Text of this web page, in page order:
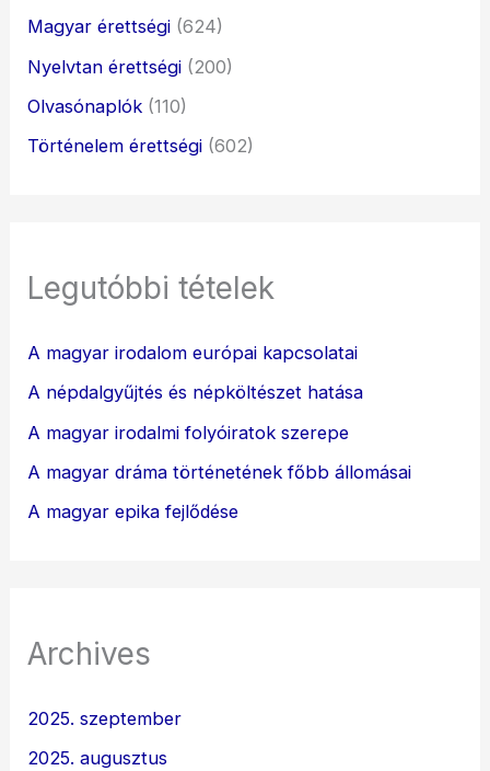
Magyar érettségi (624)
Nyelvtan érettségi (200)
Olvasónaplók (110)
Történelem érettségi (602)
Legutóbbi tételek
A magyar irodalom európai kapcsolatai
A népdalgyűjtés és népköltészet hatása
A magyar irodalmi folyóiratok szerepe
A magyar dráma történetének főbb állomásai
A magyar epika fejlődése
Archives
2025. szeptember
2025. augusztus